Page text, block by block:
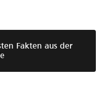
Fakten aus der